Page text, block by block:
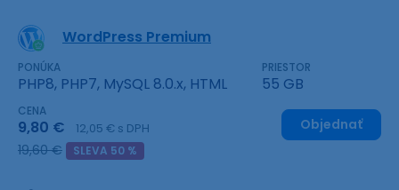
WordPress Premium
PONÚKA
PHP8, PHP7, MySQL 8.0.x, HTML
PRIESTOR
55 GB
CENA
9,80 € 12,05 € s DPH
19,60 € SLEVA 50 %
Objednať